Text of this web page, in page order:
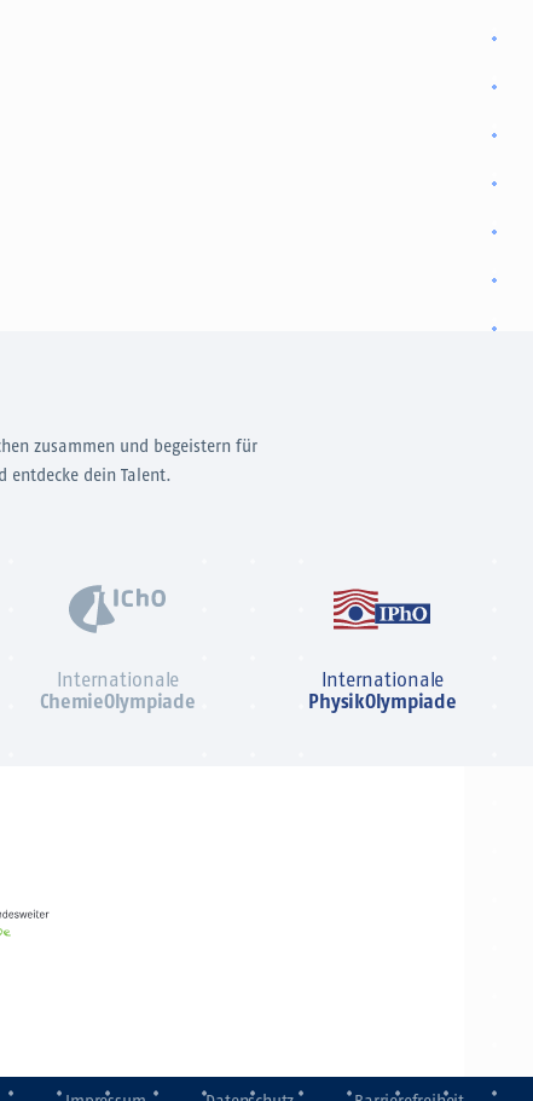
zusammen und begeistern für
entdecke dein Talent.
Internationale
ChemieOlympiade
Internationale
PhysikOlympiade